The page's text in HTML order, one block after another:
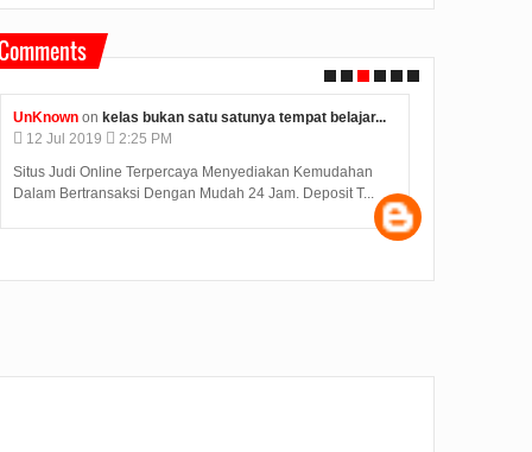
Unknownon konjen india di medan kunjungi bp batam...
12 Jul 2019
2:12 PM
Judi Deposit Ovo semakin booming di dunia judi online
dengan minimal deposit 10.000 Yuukkkk gabung j...